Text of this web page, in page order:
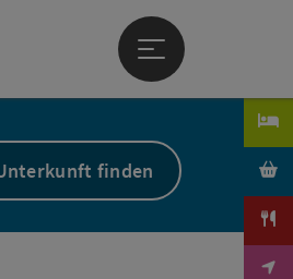
Hauptmenü öffnen
finden